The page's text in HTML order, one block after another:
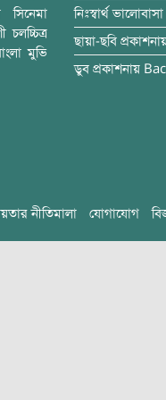
সিনেমা
চলচ্চিত্র
মুভি
নিঃস্বার্থ ভালোবাসা
ছায়া-ছবি
ডুব প্রকাশনায়
নীতিমালা যোগাযোগ